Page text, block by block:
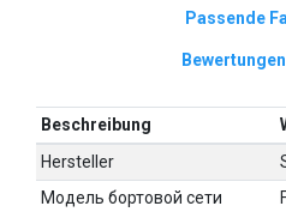
Passende
Beschreibung
Hersteller
Модель бортовой сети